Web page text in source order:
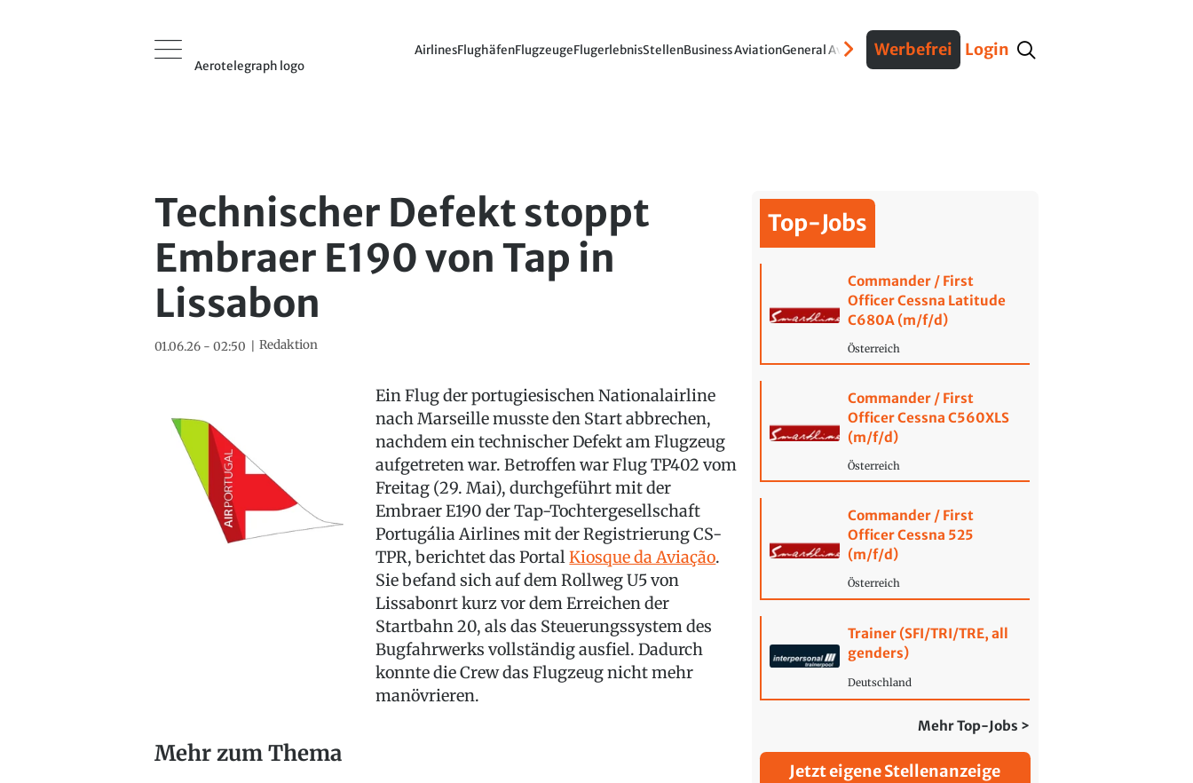
Aerotelegraph logo
AirlinesFlughäfenFlugzeugeFlugerlebnisStellenBusiness AviationGeneral AviationVerteidigungInterviews Fracht
Werbefrei Login
Technischer Defekt stoppt
Embraer E190 von Tap in
Lissabon
01.06.26 - 02:50 Redaktion
Ein Flug der portugiesischen Nationalairline
nach Marseille musste den Start abbrechen,
nachdem ein technischer Defekt am Flugzeug
aufgetreten war. Betroffen war Flug TP402 vom
Freitag (29. Mai), durchgeführt mit der
Embraer E190 der Tap-Tochtergesellschaft
Portugália Airlines mit der Registrierung CS-
TPR, berichtet das PortalKiosque da Aviação.
Sie befand sich auf dem Rollweg U5 von
Lissabonrt kurz vor dem Erreichen der
Startbahn 20, als das Steuerungssystem des
Bugfahrwerks vollständig ausfiel. Dadurch
konnte die Crew das Flugzeug nicht mehr
manövrieren.
Mehr zum Thema
Top-Jobs
Commander / First
Officer Cessna Latitude
C680A (m/f/d)
Österreich
Commander / First
Officer Cessna C560XLS
(m/f/d)
Österreich
Commander / First
Officer Cessna 525
(m/f/d)
Österreich
Trainer (SFI/TRI/TRE, all
genders)
Deutschland
Mehr Top-Jobs >
Jetzt eigene Stellenanzeige